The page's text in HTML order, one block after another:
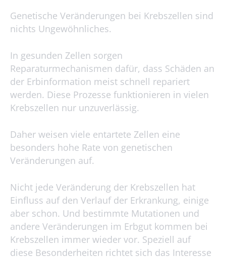
Genetische Veränderungen bei Krebszellen sind
nichts Ungewöhnliches.
In gesunden Zellen sorgen
Reparaturmechanismen dafür, dass Schäden an
der Erbinformation meist schnell repariert
werden. Diese Prozesse funktionieren in vielen
Krebszellen nur unzuverlässig.
Daher weisen viele entartete Zellen eine
besonders hohe Rate von genetischen
Veränderungen auf.
Nicht jede Veränderung der Krebszellen hat
Einfluss auf den Verlauf der Erkrankung, einige
aber schon. Und bestimmte Mutationen und
andere Veränderungen im Erbgut kommen bei
Krebszellen immer wieder vor. Speziell auf
diese Besonderheiten richtet sich das Interesse